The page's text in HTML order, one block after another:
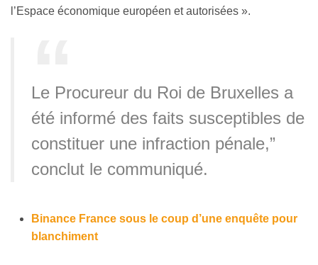
l’Espace économique européen et autorisées ».
Le Procureur du Roi de Bruxelles a
été informé des faits susceptibles de
constituer une infraction pénale,”
conclut le communiqué.
Binance France sous le coup d’une enquête pour
blanchiment